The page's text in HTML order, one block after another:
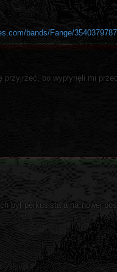
bands/Fange/3540379787
przyjrzeć, bo wypłynęli mi
był perkusista a na nowej